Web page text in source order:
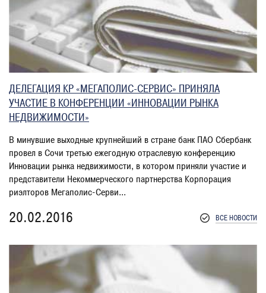
ДЕЛЕГАЦИЯ КР «МЕГАПОЛИС-СЕРВИС» ПРИНЯЛА
УЧАСТИЕ В КОНФЕРЕНЦИИ «ИННОВАЦИИ РЫНКА
НЕДВИЖИМОСТИ»
В минувшие выходные крупнейший в стране банк ПАО Сбербанк
провел в Сочи третью ежегодную отраслевую конференцию
Инновации рынка недвижимости, в котором приняли участие и
представители Некоммерческого партнерства Корпорация
риэлторов Мегаполис-Серви...
20.02.2016 ВСЕ НОВОСТИ